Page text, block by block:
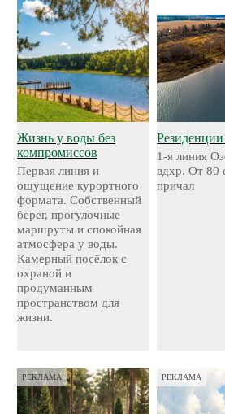
Жизнь у воды без
компромиссов
Первая линия и
ощущение курортного
формата. Собственный
берег, прогулочные
маршруты и спокойная
атмосфера у воды.
Камерный посёлок с
охраной и
продуманным
пространством для
жизни.
1-я линия
вдхр. От 80
причал
РЕКЛАМА РЕКЛАМА